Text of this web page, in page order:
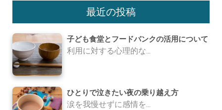
最近の投稿
子ども食堂とフードバンクの活用について
利用に対する心理的な...
ひとりで泣きたい夜の乗り越え方
涙を我慢せずに感情を...